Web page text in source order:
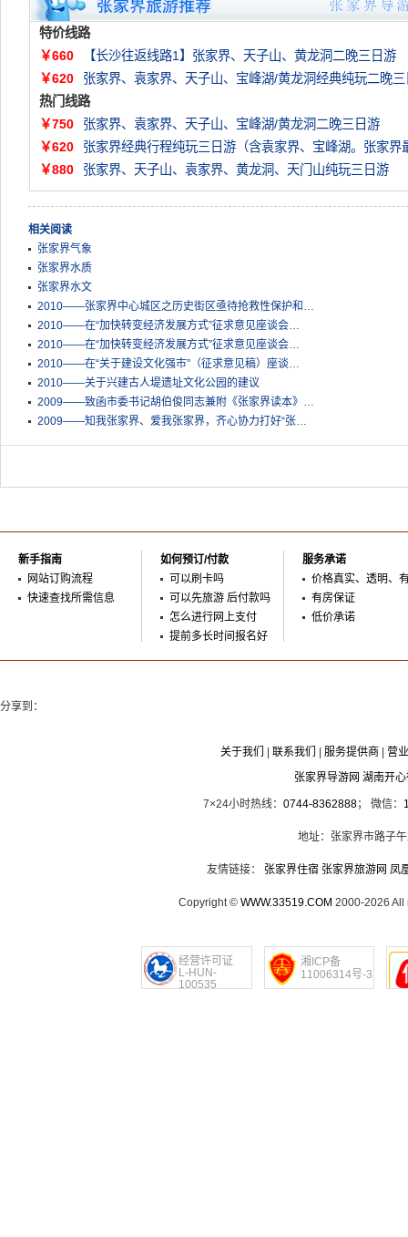
特价线路
￥660
【长沙往返线路1】张家界、天子山、黄龙洞二晚三日游
￥620
张家界、袁家界、天子山、宝峰湖/黄龙洞经典纯玩二晚三
热门线路
￥750
张家界、袁家界、天子山、宝峰湖/黄龙洞二晚三日游
￥620
张家界经典行程纯玩三日游（含袁家界、宝峰湖。张家界
￥880
张家界、天子山、袁家界、黄龙洞、天门山纯玩三日游
相关阅读
张家界气象
张家界水质
张家界水文
2010——张家界中心城区之历史街区亟待抢救性保护和…
2010——在“加快转变经济发展方式”征求意见座谈会…
2010——在“加快转变经济发展方式”征求意见座谈会…
2010——在“关于建设文化强市”（征求意见稿）座谈…
2010——关于兴建古人堤遗址文化公园的建议
2009——致函市委书记胡伯俊同志兼附《张家界读本》…
2009——知我张家界、爱我张家界，齐心协力打好“张…
新手指南
网站订购流程
快速查找所需信息
如何预订/付款
可以刷卡吗
可以先旅游 后付款吗
怎么进行网上支付
提前多长时间报名好
服务承诺
价格真实、透明、
有房保证
低价承诺
分享到：
关于我们 联系我们 服务提供商
营
张家界导游网 湖南开
7×24小时热线： 0744-8362888； 微信：
地址：张家界市路子
友情链接： 张家界住宿 张家界旅游网 凤
Copyright © WWW.33519.COM 2000-2026 All
经营许可证
L-HUN-
100535
湘ICP备
11006314号-3